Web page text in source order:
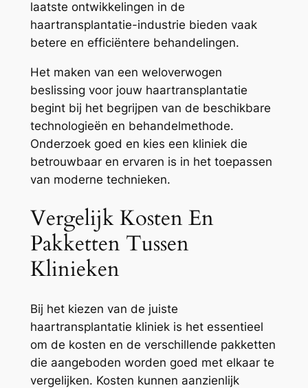
laatste ontwikkelingen in de
haartransplantatie-industrie bieden vaak
betere en efficiëntere behandelingen.
Het maken van een weloverwogen
beslissing voor jouw haartransplantatie
begint bij het begrijpen van de beschikbare
technologieën en behandelmethode.
Onderzoek goed en kies een kliniek die
betrouwbaar en ervaren is in het toepassen
van moderne technieken.
Vergelijk Kosten En
Pakketten Tussen
Klinieken
Bij het kiezen van de juiste
haartransplantatie kliniek is het essentieel
om de kosten en de verschillende pakketten
die aangeboden worden goed met elkaar te
vergelijken. Kosten kunnen aanzienlijk